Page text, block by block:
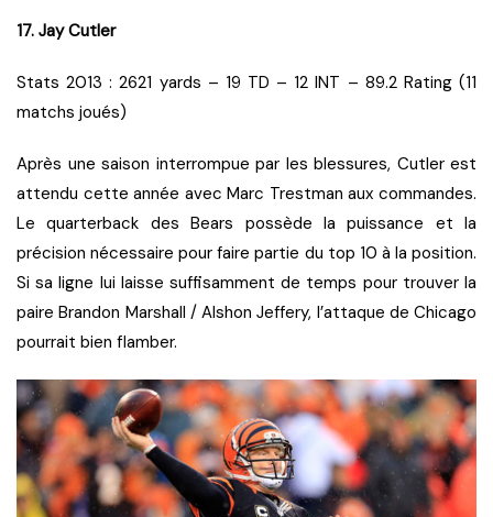
17. Jay Cutler
Stats 2013 : 2621 yards – 19 TD – 12 INT – 89.2 Rating (11
matchs joués)
Après une saison interrompue par les blessures, Cutler est
attendu cette année avec Marc Trestman aux commandes.
Le quarterback des Bears possède la puissance et la
précision nécessaire pour faire partie du top 10 à la position.
Si sa ligne lui laisse suffisamment de temps pour trouver la
paire Brandon Marshall / Alshon Jeffery, l’attaque de Chicago
pourrait bien flamber.